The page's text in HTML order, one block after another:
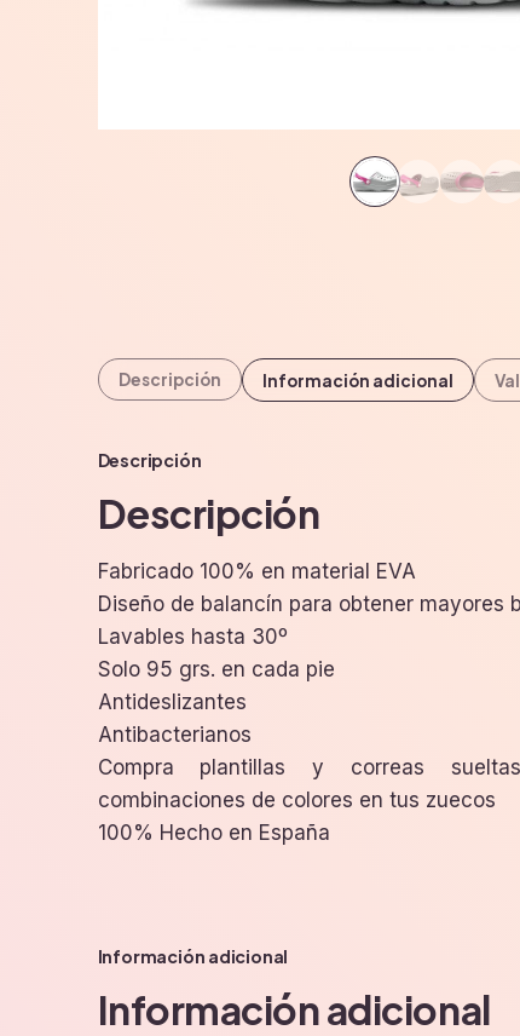
Descripción Información adicional
Descripción
Descripción
Fabricado 100% en material EVA
Diseño de balancín para obtener mayores
Lavables hasta 30º
Solo 95 grs. en cada pie
Antideslizantes
Antibacterianos
Compra plantillas y correas
combinaciones de colores en tus zuecos
100% Hecho en España
Información adicional
Información adicional